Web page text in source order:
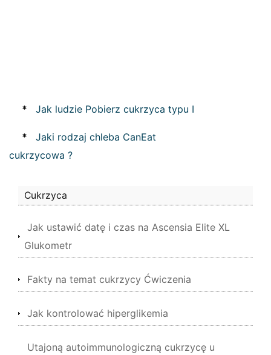
* Jak ludzie Pobierz cukrzyca typu I
*
Jaki rodzaj chleba CanEat
cukrzycowa ?
Cukrzyca
Jak ustawić datę i czas na Ascensia Elite XL
Glukometr
Fakty na temat cukrzycy Ćwiczenia
Jak kontrolować hiperglikemia
Utajoną autoimmunologiczną cukrzycę u